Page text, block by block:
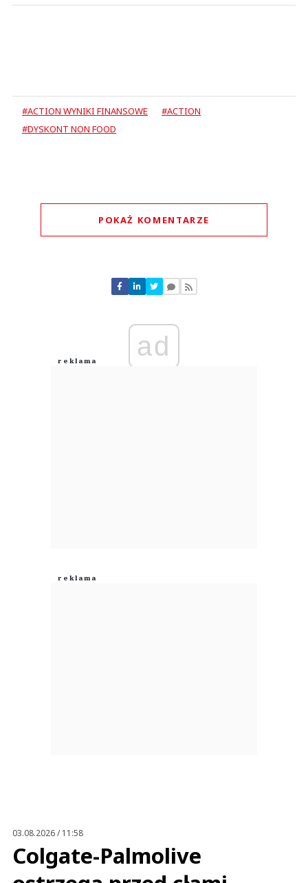
#ACTION WYNIKI FINANSOWE
#ACTION
#DYSKONT NON FOOD
POKAŻ KOMENTARZE
Nie znaleziono komentarzy
Zostaw swoje komentarze
Anuluj
ad
03.08.2026 / 11:58
Colgate-Palmolive